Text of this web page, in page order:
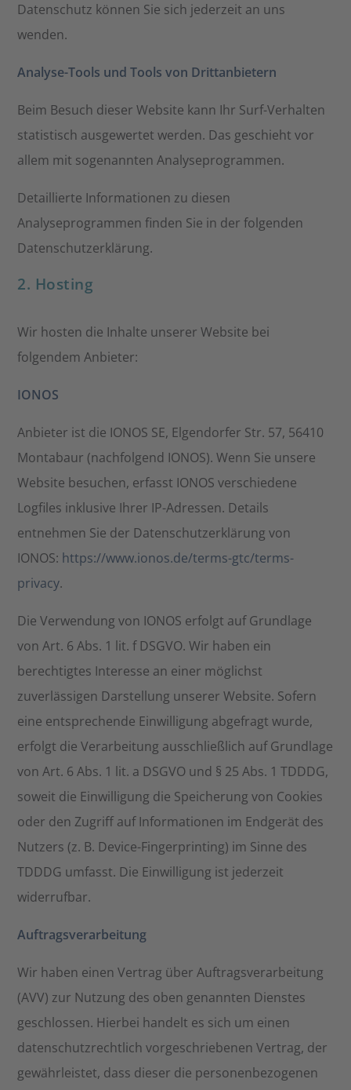
Datenschutz können Sie sich jederzeit an uns
wenden.
Analyse-Tools und Tools von Drittanbietern
Beim Besuch dieser Website kann Ihr Surf-Verhalten
statistisch ausgewertet werden. Das geschieht vor
allem mit sogenannten Analyseprogrammen.
Detaillierte Informationen zu diesen
Analyseprogrammen finden Sie in der folgenden
Datenschutzerklärung.
2. Hosting
Wir hosten die Inhalte unserer Website bei
folgendem Anbieter:
IONOS
Anbieter ist die IONOS SE, Elgendorfer Str. 57, 56410
Montabaur (nachfolgend IONOS). Wenn Sie unsere
Website besuchen, erfasst IONOS verschiedene
Logfiles inklusive Ihrer IP-Adressen. Details
entnehmen Sie der Datenschutzerklärung von
IONOS: https://www.ionos.de/terms-gtc/terms-
privacy.
Die Verwendung von IONOS erfolgt auf Grundlage
von Art. 6 Abs. 1 lit. f DSGVO. Wir haben ein
berechtigtes Interesse an einer möglichst
zuverlässigen Darstellung unserer Website. Sofern
eine entsprechende Einwilligung abgefragt wurde,
erfolgt die Verarbeitung ausschließlich auf Grundlage
von Art. 6 Abs. 1 lit. a DSGVO und § 25 Abs. 1 TDDDG,
soweit die Einwilligung die Speicherung von Cookies
oder den Zugriff auf Informationen im Endgerät des
Nutzers (z. B. Device-Fingerprinting) im Sinne des
TDDDG umfasst. Die Einwilligung ist jederzeit
widerrufbar.
Auftragsverarbeitung
Wir haben einen Vertrag über Auftragsverarbeitung
(AVV) zur Nutzung des oben genannten Dienstes
geschlossen. Hierbei handelt es sich um einen
datenschutzrechtlich vorgeschriebenen Vertrag, der
gewährleistet, dass dieser die personenbezogenen